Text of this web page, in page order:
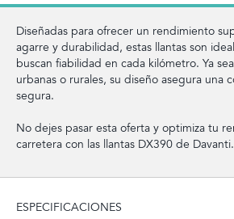
Diseñadas para ofrecer un rendimiento
agarre y durabilidad, estas llantas son
buscan fiabilidad en cada kilómetro. Ya
urbanas o rurales, su diseño asegura una
segura.
No dejes pasar esta oferta y optimiza tu
carretera con las llantas DX390 de Davanti.
ESPECIFICACIONES